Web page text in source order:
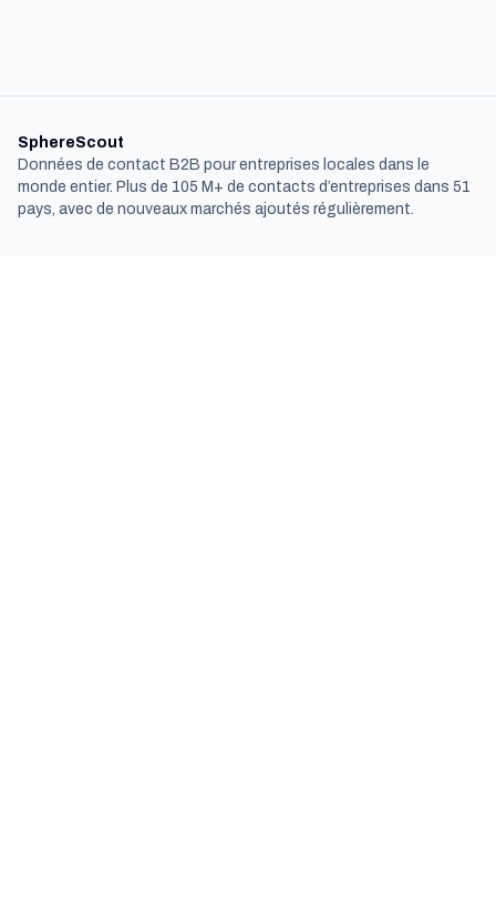
SphereScout
Données de contact B2B pour entreprises locales dans le
monde entier. Plus de 105 M+ de contacts d’entreprises dans 51
pays, avec de nouveaux marchés ajoutés régulièrement.